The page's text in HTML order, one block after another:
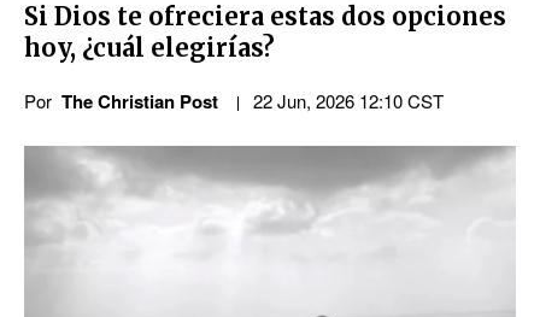
Si Dios te ofreciera estas dos opciones
hoy, ¿cuál elegirías?
Por The Christian Post 22 Jun, 2026 12:10 CST